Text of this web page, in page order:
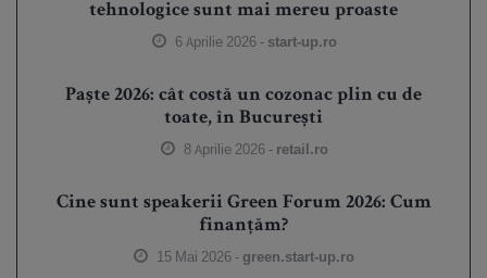
tehnologice sunt mai mereu proaste
6 Aprilie 2026 - start-up.ro
Paște 2026: cât costă un cozonac plin cu de
toate, în București
8 Aprilie 2026 - retail.ro
Cine sunt speakerii Green Forum 2026: Cum
finanțăm?
15 Mai 2026 - green.start-up.ro